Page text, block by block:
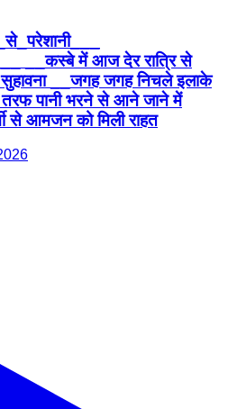
__कस्बे में आज देर रात्रि से
__जगह जगह निचले इलाके
पानी भरने से आने जाने में
से आमजन को मिली राहत